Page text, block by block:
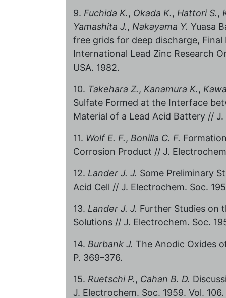
9. Fuchida K., Okada K., Hattori S.,
Yamashita J., Nakayama Y. Yuasa
free grids for deep discharge, Final
International Lead Zinc Research
USA. 1982.
10. Takehara Z., Kanamura K.,
Sulfate Formed at the Interface
Material of a Lead Acid Battery // J.
11. Wolf E. F., Bonilla C. F.
Corrosion Product // J.
12. Lander J. J. Some Preliminary
Acid Cell // J. Electrochem. Soc.
13. Lander J. J. Further Studies on
Solutions // J. Electrochem. Soc.
14. Burbank J. The Anodic Oxides
P. 369–376.
15. Ruetschi P., Cahan B. D.
J. Electrochem. Soc. 1959. Vol. 106.